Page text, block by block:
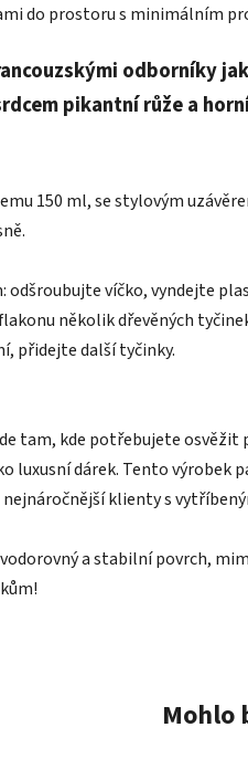
do prostoru s minimálním
odborníky
pikantní růže a
150 ml, se stylovým
víčko, vyndejte
několik dřevěných
přidejte další tyčinky.
tam, kde potřebujete osvěžit
luxusní dárek. Tento výrobek
klienty s
a stabilní povrch,
Mohlo